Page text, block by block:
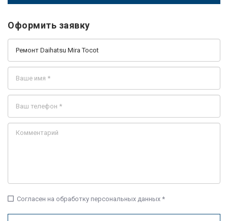
Оформить заявку
check_box_outline_blank Согласен на обработку персональных данных *